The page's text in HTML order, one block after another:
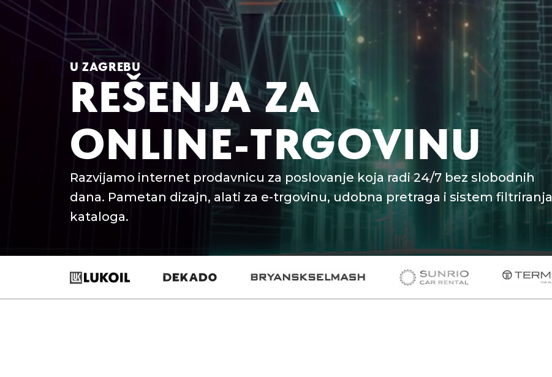
REŠENJA ZA
ONLINE-TRGOVINU
U ZAGREBU
Razvijamo internet prodavnicu za poslovanje koja radi 24/7 bez slobodnih
dana. Pametan dizajn, alati za e-trgovinu, udobna pretraga i sistem filtriranja
kataloga.